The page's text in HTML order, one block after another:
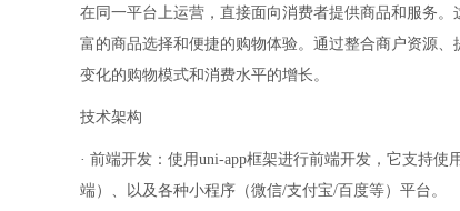
在同一平台上运营，直接面向消费者提供商品和服务
富的商品选择和便捷的购物体验。通过整合商户资源
变化的购物模式和消费水平的增长。
技术架构
· 前端开发：使用uni-app框架进行前端开发，它支持使
端）、以及各种小程序（微信/支付宝/百度等）平台。